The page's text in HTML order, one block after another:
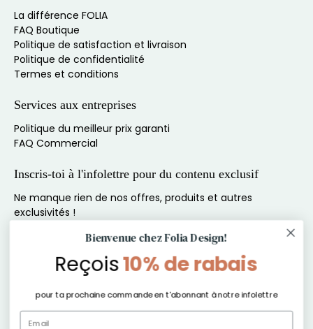
La différence FOLIA
FAQ Boutique
Politique de satisfaction et livraison
Politique de confidentialité
Termes et conditions
Services aux entreprises
Politique du meilleur prix garanti
FAQ Commercial
Inscris-toi à l'infolettre pour du contenu exclusif
Ne manque rien de nos offres, produits et autres
exclusivités !
Bienvenue chez Folia Design!
Reçois10% de rabais
pour ta prochaine commande en t'abonnant à notre infolettre
En soumettant ce formulaire et en vous inscrivant aux SMS, vous consentez à